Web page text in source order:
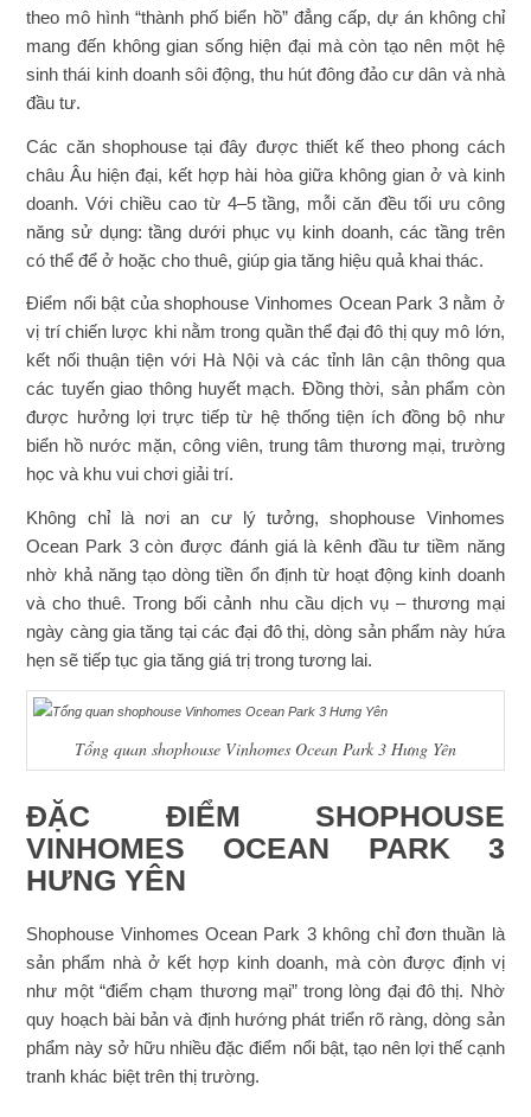
theo mô hình “thành phố biển hồ” đẳng cấp, dự án không chỉ
mang đến không gian sống hiện đại mà còn tạo nên một hệ
sinh thái kinh doanh sôi động, thu hút đông đảo cư dân và nhà
đầu tư.
Các căn shophouse tại đây được thiết kế theo phong cách
châu Âu hiện đại, kết hợp hài hòa giữa không gian ở và kinh
doanh. Với chiều cao từ 4–5 tầng, mỗi căn đều tối ưu công
năng sử dụng: tầng dưới phục vụ kinh doanh, các tầng trên
có thể để ở hoặc cho thuê, giúp gia tăng hiệu quả khai thác.
Điểm nổi bật của shophouse Vinhomes Ocean Park 3 nằm ở
vị trí chiến lược khi nằm trong quần thể đại đô thị quy mô lớn,
kết nối thuận tiện với Hà Nội và các tỉnh lân cận thông qua
các tuyến giao thông huyết mạch. Đồng thời, sản phẩm còn
được hưởng lợi trực tiếp từ hệ thống tiện ích đồng bộ như
biển hồ nước mặn, công viên, trung tâm thương mại, trường
học và khu vui chơi giải trí.
Không chỉ là nơi an cư lý tưởng, shophouse Vinhomes
Ocean Park 3 còn được đánh giá là kênh đầu tư tiềm năng
nhờ khả năng tạo dòng tiền ổn định từ hoạt động kinh doanh
và cho thuê. Trong bối cảnh nhu cầu dịch vụ – thương mại
ngày càng gia tăng tại các đại đô thị, dòng sản phẩm này hứa
hẹn sẽ tiếp tục gia tăng giá trị trong tương lai.
Tổng quan shophouse Vinhomes Ocean Park 3 Hưng Yên
ĐẶC ĐIỂM SHOPHOUSE
VINHOMES OCEAN PARK 3
HƯNG YÊN
Shophouse Vinhomes Ocean Park 3 không chỉ đơn thuần là
sản phẩm nhà ở kết hợp kinh doanh, mà còn được định vị
như một “điểm chạm thương mại” trong lòng đại đô thị. Nhờ
quy hoạch bài bản và định hướng phát triển rõ ràng, dòng sản
phẩm này sở hữu nhiều đặc điểm nổi bật, tạo nên lợi thế cạnh
tranh khác biệt trên thị trường.